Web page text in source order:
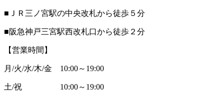
■ＪＲ三ノ宮駅の中央改札から徒歩５分
■阪急神戸三宮駅西改札口から徒歩２分
【営業時間】
月/火/水/木/金 10:00～19:00
土/祝 10:00～19:00